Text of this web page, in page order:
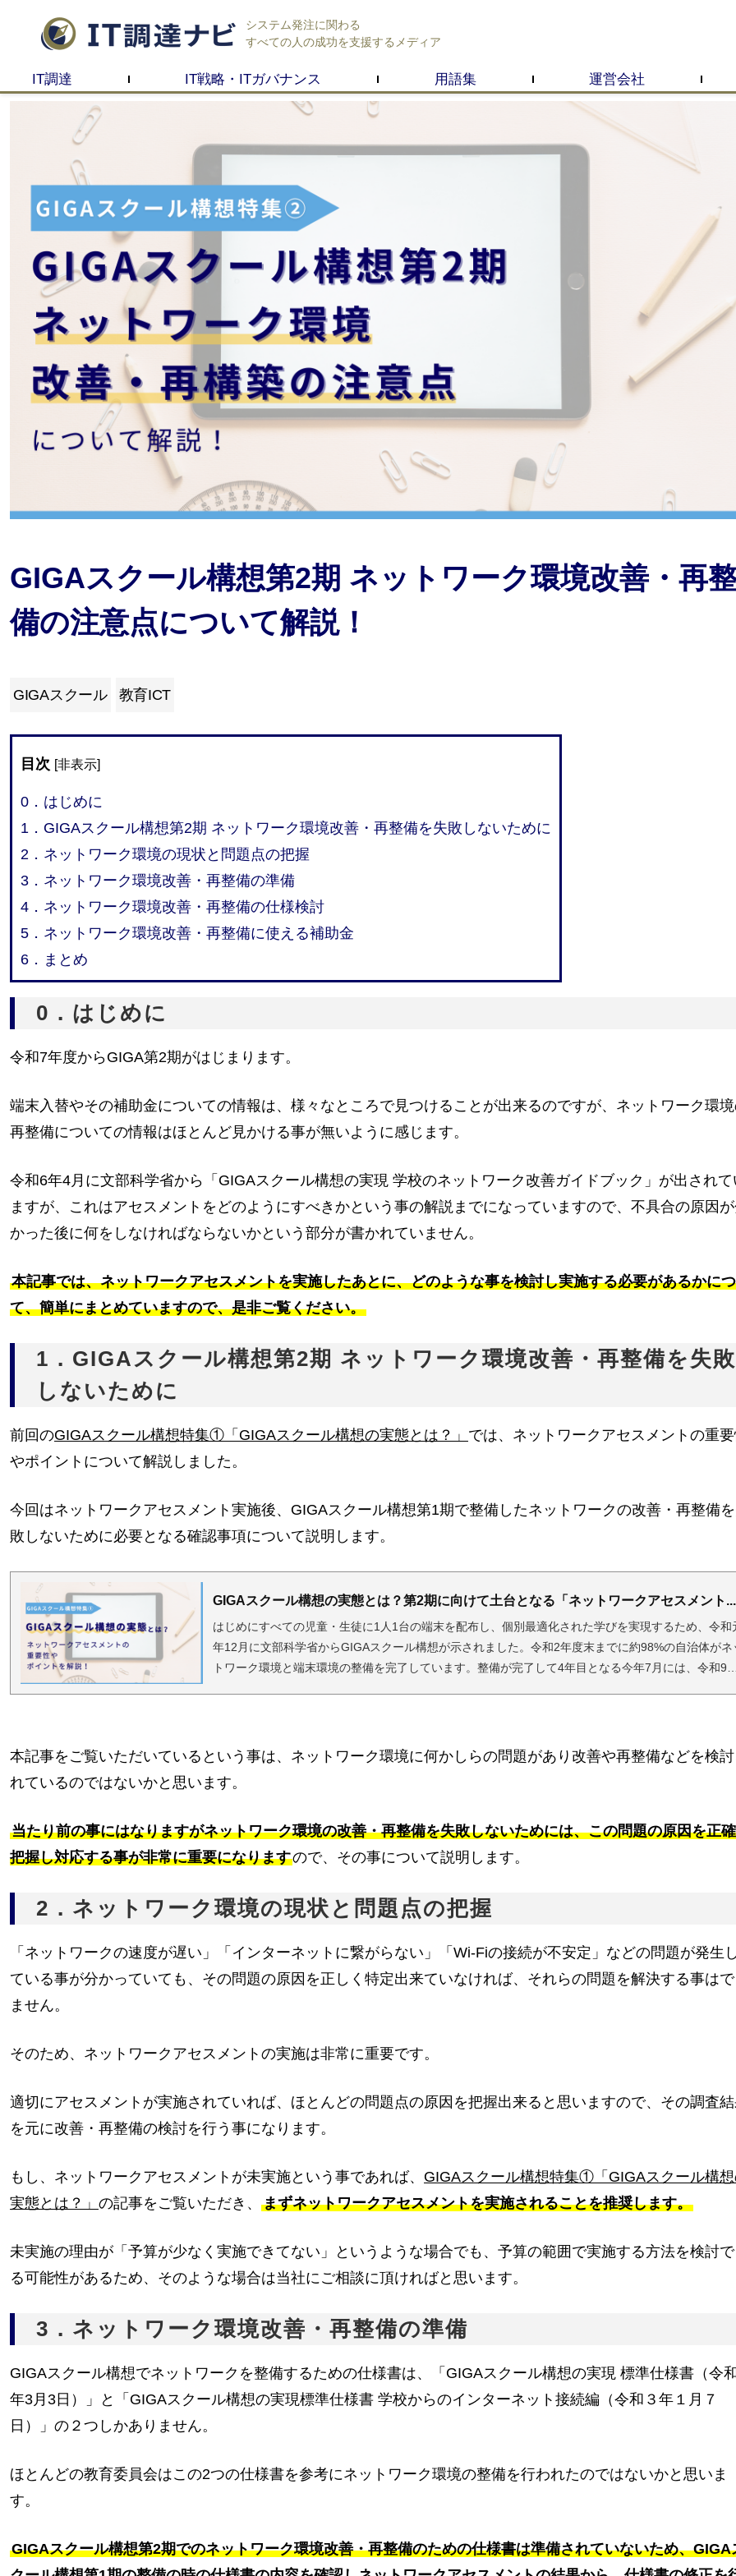
システム発注に関わる
すべての人の成功を支援するメディア
IT調達 IT戦略・ITガバナンス 用語集 運営会社
GIGAスクール構想第2期 ネットワーク環境改善・再
備の注意点について解説！
GIGAスクール 教育ICT
目次 [非表示]
0．はじめに
1．GIGAスクール構想第2期 ネットワーク環境改善・再整備を失敗しないために
2．ネットワーク環境の現状と問題点の把握
3．ネットワーク環境改善・再整備の準備
4．ネットワーク環境改善・再整備の仕様検討
5．ネットワーク環境改善・再整備に使える補助金
6．まとめ
0．はじめに
令和7年度からGIGA第2期がはじまります。
端末入替やその補助金についての情報は、様々なところで見つけることが出来るのですが、ネットワーク環
再整備についての情報はほとんど見かける事が無いように感じます。
令和6年4月に文部科学省から「GIGAスクール構想の実現 学校のネットワーク改善ガイドブック」が出されて
ますが、これはアセスメントをどのようにすべきかという事の解説までになっていますので、不具合の原因
かった後に何をしなければならないかという部分が書かれていません。
本記事では、ネットワークアセスメントを実施したあとに、どのような事を検討し実施する必要があるかに
て、簡単にまとめていますので、是非ご覧ください。
1．GIGAスクール構想第2期 ネットワーク環境改善・再整備を失敗
しないために
前回のGIGAスクール構想特集①「GIGAスクール構想の実態とは？」 では、ネットワークアセスメントの重
やポイントについて解説しました。
今回はネットワークアセスメント実施後、GIGAスクール構想第1期で整備したネットワークの改善・再整備
敗しないために必要となる確認事項について説明します。
GIGAスクール構想の実態とは？第2期に向けて土台となる「ネットワークアセスメント...
はじめにすべての児童・生徒に1人1台の端末を配布し、個別最適化された学びを実現するため、令和
年12月に文部科学省からGIGAスクール構想が示されました。令和2年度末までに約98%の自治体がネ
トワーク環境と端末環境の整備を完了しています。整備が完了して4年目となる今年7月には、令和9年
本記事をご覧いただいているという事は、ネットワーク環境に何かしらの問題があり改善や再整備などを検討
れているのではないかと思います。
当たり前の事にはなりますがネットワーク環境の改善・再整備を失敗しないためには、この問題の原因を正
把握し対応する事が非常に重要になりますので、その事について説明します。
2．ネットワーク環境の現状と問題点の把握
「ネットワークの速度が遅い」「インターネットに繋がらない」「Wi-Fiの接続が不安定」などの問題が発生し
ている事が分かっていても、その問題の原因を正しく特定出来ていなければ、それらの問題を解決する事はで
ません。
そのため、ネットワークアセスメントの実施は非常に重要です。
適切にアセスメントが実施されていれば、ほとんどの問題点の原因を把握出来ると思いますので、その調査
を元に改善・再整備の検討を行う事になります。
もし、ネットワークアセスメントが未実施という事であれば、 GIGAスクール構想特集①「GIGAスクール構
実態とは？」 の記事をご覧いただき、 まずネットワークアセスメントを実施されることを推奨します。
未実施の理由が「予算が少なく実施できてない」というような場合でも、予算の範囲で実施する方法を検討で
る可能性があるため、そのような場合は当社にご相談に頂ければと思います。
3．ネットワーク環境改善・再整備の準備
GIGAスクール構想でネットワークを整備するための仕様書は、「GIGAスクール構想の実現 標準仕様書（令
年3月3日）」と「GIGAスクール構想の実現標準仕様書 学校からのインターネット接続編（令和３年１月７
日）」の２つしかありません。
ほとんどの教育委員会はこの2つの仕様書を参考にネットワーク環境の整備を行われたのではないかと思いま
す。
GIGAスクール構想第2期でのネットワーク環境改善・再整備のための仕様書は準備されていないため、GIGA